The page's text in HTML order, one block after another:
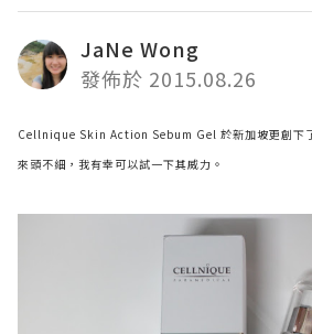
JaNe Wong
發佈於 2015.08.26
Cellnique Skin Action Sebum Gel 於新加坡更創下
來頭不細，我有幸可以試一下其威力。